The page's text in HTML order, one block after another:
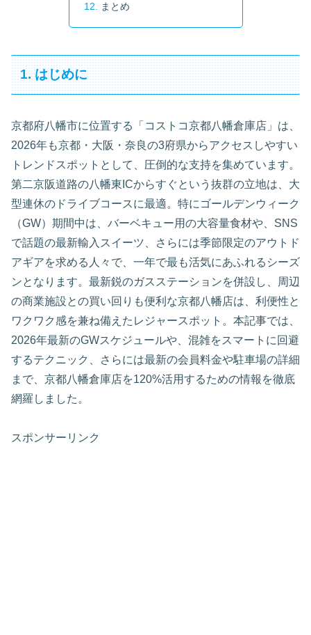
まとめ
1. はじめに
京都府八幡市に位置する「コストコ京都八幡倉庫店」は、
2026年も京都・大阪・奈良の3府県からアクセスしやすい
トレンドスポットとして、圧倒的な支持を集めています。
第二京阪道路の八幡東ICからすぐという抜群の立地は、大
型連休のドライブコースに最適。特にゴールデンウィーク
（GW）期間中は、バーベキュー用の大容量食材や、SNS
で話題の最新輸入スイーツ、さらには季節限定のアウトド
アギアを求める人々で、一年で最も活気にあふれるシーズ
ンとなります。最新鋭のガスステーションを併設し、周辺
の商業施設との買い回りも便利な京都八幡店は、利便性と
ワクワク感を兼ね備えたレジャースポット。本記事では、
2026年最新のGWスケジュールや、混雑をスマートに回避
するテクニック、さらには最新の会員料金や駐車場の詳細
まで、京都八幡倉庫店を120%活用するための情報を徹底
網羅しました。
スポンサーリンク